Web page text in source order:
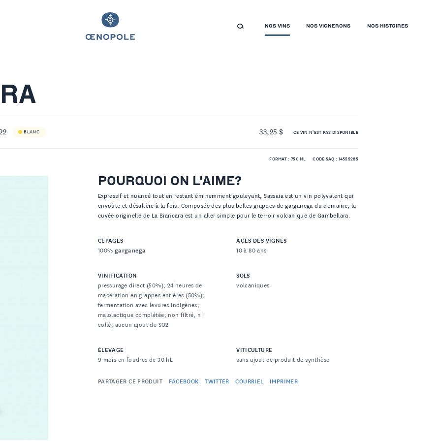
NOS VINS NOS VIGNERONS NOS HISTOIRES
BLANC 33,25 $ CE VIN N'EST PAS DISPONIBLE
FORMAT : 750 ML CODE SAQ : 14555285
POURQUOI ON L'AIME?
Expressif et nuancé tout en restant éminemment gouleyant, Sassaia est un vin polyvalent qui
envoûte et désaltère à la fois. Composée des plus belles grappes de garganega du domaine, la
cuvée originelle de La Biancara est un aller simple pour le terroir volcanique de Gambellara.
CÉPAGES
100% garganega
ÂGES DES VIGNES
10 à 80 ans
VINIFICATION
pressurage direct (50%); 24 heures de
macération en grappes entières (50%);
fermentation avec levures indigènes;
malolactique complétée; non filtré, ni
collé; aucun ajout de SO2
SOLS
volcaniques
ÉLEVAGE
9 mois en foudres de 30 hL
VITICULTURE
sans ajout de produit de synthèse
PARTAGER CE PRODUIT FACEBOOK TWITTER COURRIEL IMPRIMER